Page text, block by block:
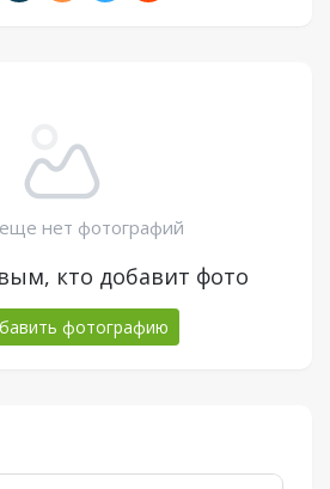
нет фотографий
кто добавит фото
фотографию